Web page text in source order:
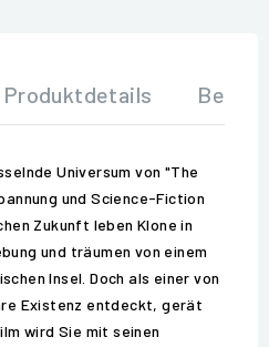
Produktdetails
Universum von "The
und Science-Fiction
Zukunft leben Klone in
und träumen von einem
Insel. Doch als einer von
Existenz entdeckt, gerät
wird Sie mit seinen